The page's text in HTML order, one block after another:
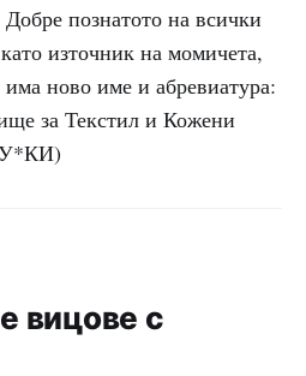
познатото на всички
източник на момичета,
ново име и абревиатура:
за Текстил и Кожени
вицове с